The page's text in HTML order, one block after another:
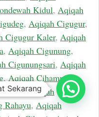
Kidul, Aqiqah
, Aqiqah Cigugur,
Cigugur Kaler, Aqiqah
, Aqiqah Cigunung,
Cigunungsari, Aqiqah
,Aqiqah Cihampelas,
,Aqiqah
Rahayu, Aqiqah
Sekarang